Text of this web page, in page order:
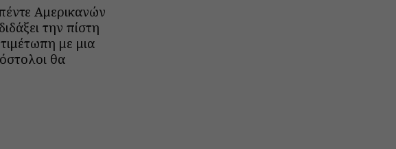
Αμερικανών
την πίστη
με μια
θα